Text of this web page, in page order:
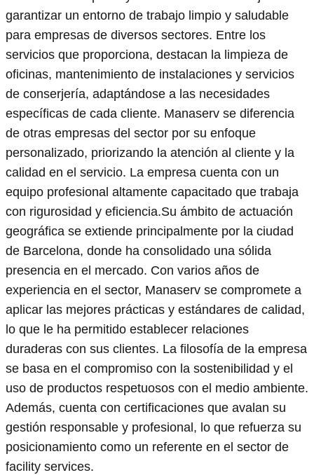
garantizar un entorno de trabajo limpio y saludable
para empresas de diversos sectores. Entre los
servicios que proporciona, destacan la limpieza de
oficinas, mantenimiento de instalaciones y servicios
de conserjería, adaptándose a las necesidades
específicas de cada cliente. Manaserv se diferencia
de otras empresas del sector por su enfoque
personalizado, priorizando la atención al cliente y la
calidad en el servicio. La empresa cuenta con un
equipo profesional altamente capacitado que trabaja
con rigurosidad y eficiencia.Su ámbito de actuación
geográfica se extiende principalmente por la ciudad
de Barcelona, donde ha consolidado una sólida
presencia en el mercado. Con varios años de
experiencia en el sector, Manaserv se compromete a
aplicar las mejores prácticas y estándares de calidad,
lo que le ha permitido establecer relaciones
duraderas con sus clientes. La filosofía de la empresa
se basa en el compromiso con la sostenibilidad y el
uso de productos respetuosos con el medio ambiente.
Además, cuenta con certificaciones que avalan su
gestión responsable y profesional, lo que refuerza su
posicionamiento como un referente en el sector de
facility services.